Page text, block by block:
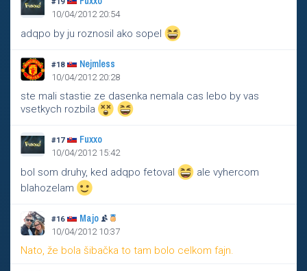
10/04/2012 20:54
adqpo by ju roznosil ako sopel
#18 Nejmless
10/04/2012 20:28
ste mali stastie ze dasenka nemala cas lebo by vas
vsetkych rozbila
#17 Fuxxo
10/04/2012 15:42
bol som druhy, ked adqpo fetoval
ale vyhercom
blahozelam
#16 Majo
10/04/2012 10:37
Nato, že bola šibačka to tam bolo celkom fajn.